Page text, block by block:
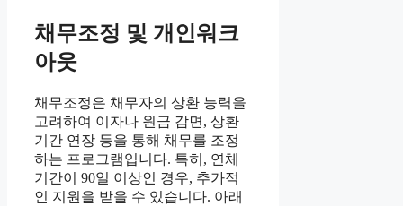
채무조정 및 개인워크
아웃
채무조정은 채무자의 상환 능력을
고려하여 이자나 원금 감면, 상환
기간 연장 등을 통해 채무를 조정
하는 프로그램입니다. 특히, 연체
기간이 90일 이상인 경우, 추가적
인 지원을 받을 수 있습니다. 아래